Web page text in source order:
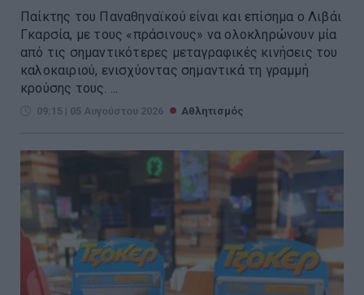
Παίκτης του Παναθηναϊκού είναι και επίσημα ο Λιβάι
Γκαρσία, με τους «πράσινους» να ολοκληρώνουν μία
από τις σημαντικότερες μεταγραφικές κινήσεις του
καλοκαιριού, ενισχύοντας σημαντικά τη γραμμή
κρούσης τους. ...
09:15 | 05 Αυγούστου 2026 Αθλητισμός